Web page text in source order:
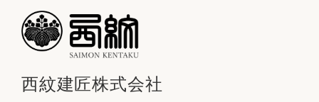
西紋建匠株式会社